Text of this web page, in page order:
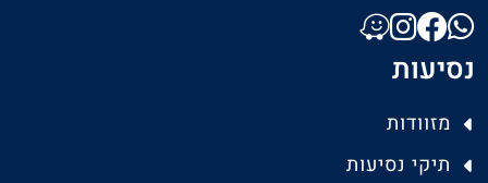
נסיעות
מזוודות
תיקי נסיעות